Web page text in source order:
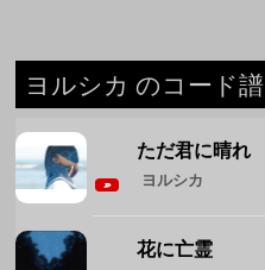
ヨルシカ のコード譜
ただ君に晴れ
ヨルシカ
花に亡霊